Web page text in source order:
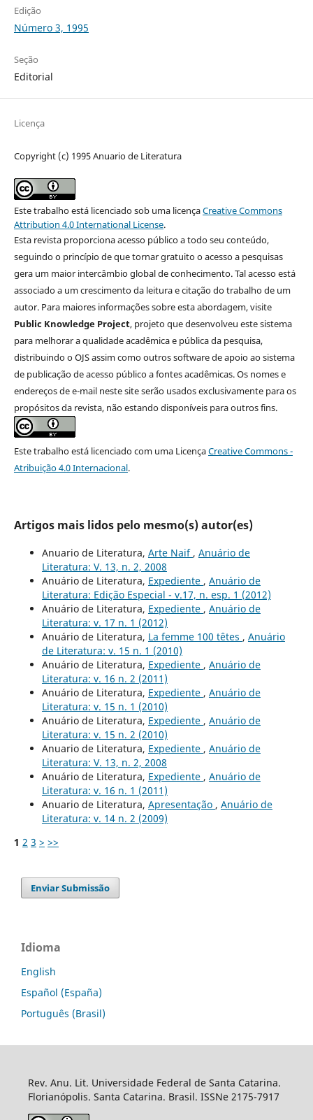
Edição
Número 3, 1995
Seção
Editorial
Licença
Copyright (c) 1995 Anuario de Literatura
Este trabalho está licenciado sob uma licençaCreative Commons
Attribution 4.0 International License.
Esta revista proporciona acesso público a todo seu conteúdo,
seguindo o princípio de que tornar gratuito o acesso a pesquisas
gera um maior intercâmbio global de conhecimento. Tal acesso está
associado a um crescimento da leitura e citação do trabalho de um
autor. Para maiores informações sobre esta abordagem, visite
Public Knowledge Project, projeto que desenvolveu este sistema
para melhorar a qualidade acadêmica e pública da pesquisa,
distribuindo o OJS assim como outros software de apoio ao sistema
de publicação de acesso público a fontes acadêmicas. Os nomes e
endereços de e-mail neste site serão usados exclusivamente para os
propósitos da revista, não estando disponíveis para outros fins.
Este trabalho está licenciado com uma LicençaCreative Commons -
Atribuição 4.0 Internacional.
Artigos mais lidos pelo mesmo(s) autor(es)
Anuario de Literatura, Arte Naif , Anuário de
Literatura: V. 13, n. 2, 2008
Anuário de Literatura, Expediente , Anuário de
Literatura: Edição Especial - v.17, n. esp. 1 (2012)
Anuário de Literatura, Expediente , Anuário de
Literatura: v. 17 n. 1 (2012)
Anuário de Literatura, La femme 100 têtes , Anuário
de Literatura: v. 15 n. 1 (2010)
Anuário de Literatura, Expediente , Anuário de
Literatura: v. 16 n. 2 (2011)
Anuário de Literatura, Expediente , Anuário de
Literatura: v. 15 n. 1 (2010)
Anuário de Literatura, Expediente , Anuário de
Literatura: v. 15 n. 2 (2010)
Anuario de Literatura, Expediente , Anuário de
Literatura: V. 13, n. 2, 2008
Anuário de Literatura, Expediente , Anuário de
Literatura: v. 16 n. 1 (2011)
Anuario de Literatura, Apresentação , Anuário de
Literatura: v. 14 n. 2 (2009)
1 2 3 > >>
Enviar Submissão
Idioma
English
Español (España)
Português (Brasil)
Rev. Anu. Lit. Universidade Federal de Santa Catarina.
Florianópolis. Santa Catarina. Brasil. ISSNe 2175-7917